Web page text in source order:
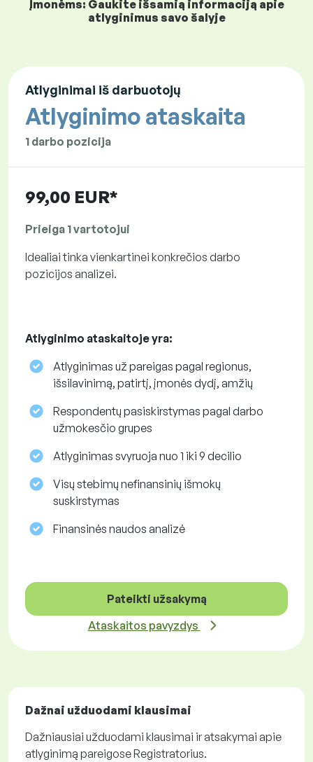
Įmonėms: Gaukite išsamią informaciją apie
atlyginimus savo šalyje
Atlyginimai iš darbuotojų
Atlyginimo ataskaita
1 darbo pozicija
99,00 EUR*
Prieiga 1 vartotojui
Idealiai tinka vienkartinei konkrečios darbo
pozicijos analizei.
Atlyginimo ataskaitoje yra:
Atlyginimas už pareigas pagal regionus,
išsilavinimą, patirtį, įmonės dydį, amžių
Respondentų pasiskirstymas pagal darbo
užmokesčio grupes
Atlyginimas svyruoja nuo 1 iki 9 decilio
Visų stebimų nefinansinių išmokų
suskirstymas
Finansinės naudos analizė
Pateikti užsakymą
Ataskaitos pavyzdys
Dažnai užduodami klausimai
Dažniausiai užduodami klausimai ir atsakymai apie
atlyginimą pareigose Registratorius.